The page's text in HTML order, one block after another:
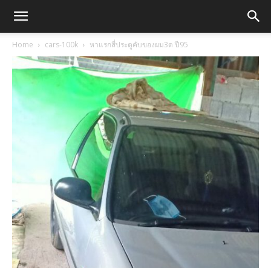
Home cars-100k หาแรกสี่ประตูคับของผม3ด ปี95